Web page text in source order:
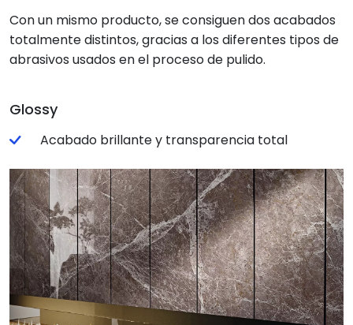
Con un mismo producto, se consiguen dos acabados
totalmente distintos, gracias a los diferentes tipos de
abrasivos usados en el proceso de pulido.
Glossy
Acabado brillante y transparencia total